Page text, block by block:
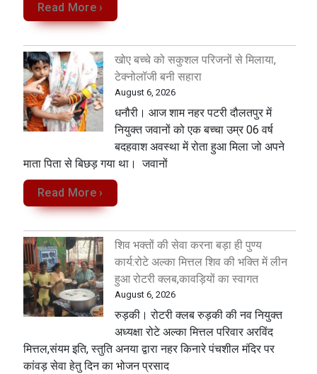
Read More ›
खोए बच्चे को सकुशल परिजनों से मिलाया,
टेक्नोलॉजी बनी सहारा
August 6, 2026
धनौरी। आज शाम नहर पटरी दौलतपुर में
नियुक्त जवानों को एक बच्चा उम्र 06 वर्ष
बदहवाश अवस्था में रोता हुआ मिला जो अपने
माता पिता से बिछड़ गया था। जवानों
Read More ›
शिव भक्तों की सेवा करना बड़ा ही पुण्य
कार्य:रोटे अल्का मित्तल शिव की भक्ति में लीन
हुआ रोटरी क्लब,कावड़ियों का स्वागत
August 6, 2026
रुड़की। रोटरी क्लब रुड़की की नव नियुक्त
अध्यक्षा रोटे अल्का मित्तल परिवार अरविंद
मित्तल,संयम इति, स्तुति अनया द्वारा नहर किनारे पंचशील मंदिर पर
कांवड़ सेवा‌ हेतु दिन का भोजन प्रसाद